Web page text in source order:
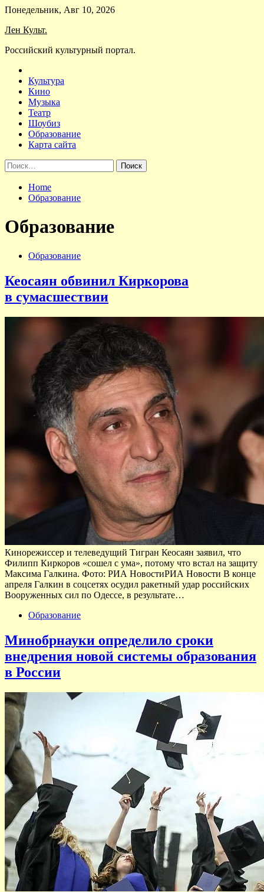
Skip
content
Понедельник, Авг 10, 2026
Лен Культ.
Российский культурный портал.
Культура
Кино
Музыка
Театр
Шоубиз
Образование
Карта сайта
Найти:
Home
Образование
Образование
Образование
Кеосаян обвинил Киркорова
в сумасшествии
Кинорежиссер и телеведущий Тигран Кеосаян заявил, что
Филипп Киркоров «сошел с ума», потому что встал на защиту
Максима Галкина. Фото: РИА НовостиРИА Новости В конце
апреля Галкин в соцсетях осудил ракетный удар российских
Вооруженных сил по Одессе, в результате…
Образование
Минобрнауки определило сроки
внедрения новой системы образования
в России